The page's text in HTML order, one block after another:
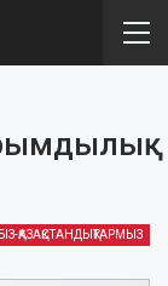
БІЗ-ҚАЗАҚСТАНДЫҚТАРМЫЗ